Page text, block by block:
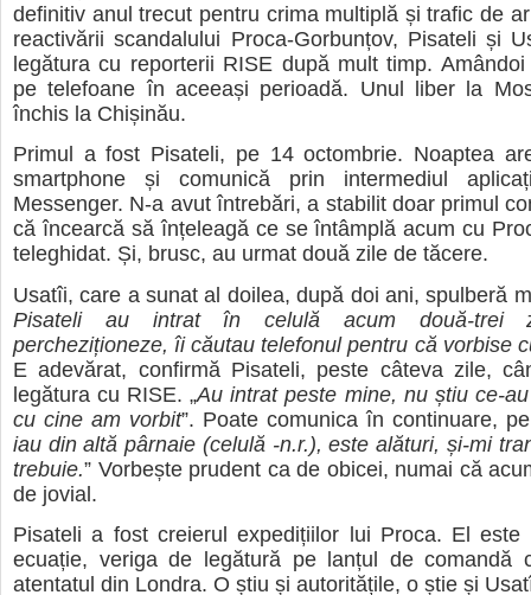
definitiv anul trecut pentru crima multiplă și trafic de
reactivării scandalului Proca-Gorbunțov, Pisateli și
legătura cu reporterii RISE după mult timp.
pe telefoane în aceeași perioadă. Unul liber la
închis la Chișinău.
Primul a fost Pisateli, pe 14 octombrie. Noaptea
smartphone și comunică prin intermediul
Messenger. N-a avut întrebări, a stabilit doar primul
că încearcă să înțeleagă ce se întâmplă acum cu
teleghidat. Și, brusc, au urmat două zile de tăcere.
Usatîi, care a sunat al doilea, după doi ani, spulberă
Pisateli au intrat în celulă acum două-trei
percheziționeze, îi căutau telefonul pentru că vorbise
E adevărat, confirmă Pisateli, peste câteva zile,
legătura cu RISE. „Au intrat peste mine, nu știu ce-
cu cine am vorbit”. Poate comunica în continuare,
iau din altă pârnaie (celulă -n.r.), este alături, și-mi
trebuie.” Vorbește prudent ca de obicei, numai că
de jovial.
Pisateli a fost creierul expedițiilor lui Proca. El este
ecuație, veriga de legătură pe lanțul de comandă
atentatul din Londra. O știu și autoritățile, o știe și